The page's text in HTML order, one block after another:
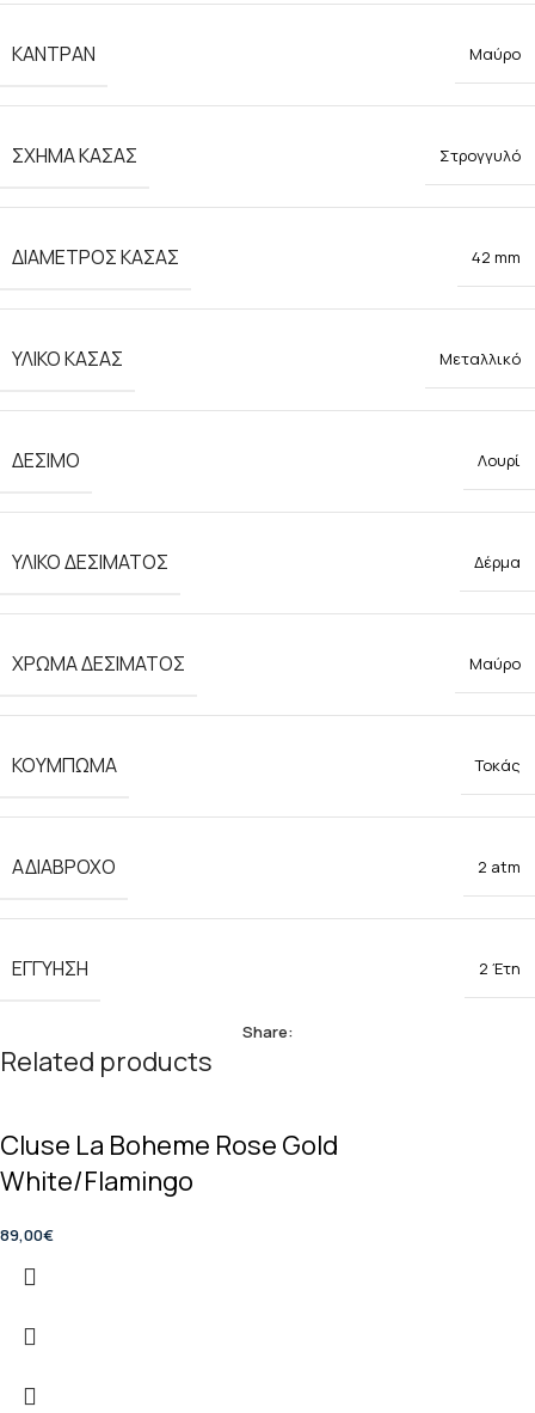
ΚΑΝΤΡΑΝ Μαύρο
ΣΧΗΜΑ ΚΑΣΑΣ Στρογγυλό
ΔΙΑΜΕΤΡΟΣ ΚΑΣΑΣ 42 mm
ΥΛΙΚΟ ΚΑΣΑΣ Μεταλλικό
ΔΕΣΙΜΟ Λουρί
ΥΛΙΚΟ ΔΕΣΙΜΑΤΟΣ Δέρμα
ΧΡΩΜΑ ΔΕΣΙΜΑΤΟΣ Μαύρο
ΚΟΥΜΠΩΜΑ Τοκάς
ΑΔΙΑΒΡΟΧΟ 2 atm
ΕΓΓΥΗΣΗ 2 Έτη
Share:
Related products
Cluse La Boheme Rose Gold
White/Flamingo
89,00€